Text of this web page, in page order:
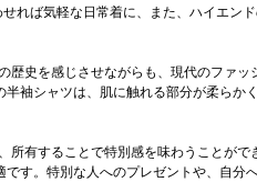
れば気軽な日常着に、また、ハイエン
史を感じさせながらも、現代のファ
袖シャツは、肌に触れる部分が柔らか
有することで特別感を味わうことが
す。特別な人へのプレゼントや、自分